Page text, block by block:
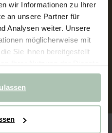
wir Informationen zu Ihrer
an unsere Partner für
Analysen weiter. Unsere
möglicherweise mit
Sie ihnen bereitgestellt